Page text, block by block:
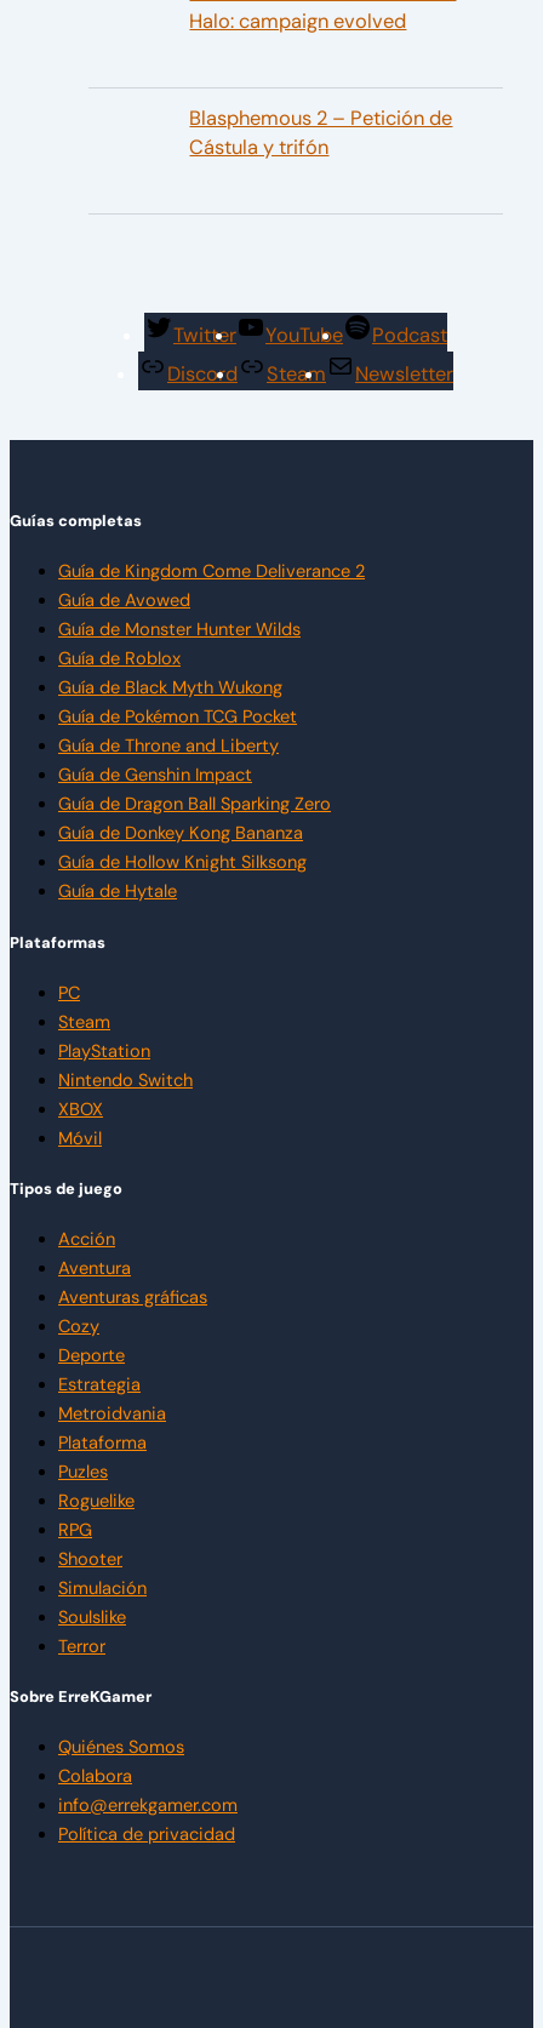
Halo: campaign evolved
Blasphemous 2 – Petición de
Cástula y trifón
Twitter YouTube
Podcast
Discord
Steam Newsletter
Guías completas
Guía de Kingdom Come Deliverance 2
Guía de Avowed
Guía de Monster Hunter Wilds
Guía de Roblox
Guía de Black Myth Wukong
Guía de Pokémon TCG Pocket
Guía de Throne and Liberty
Guía de Genshin Impact
Guía de Dragon Ball Sparking Zero
Guía de Donkey Kong Bananza
Guía de Hollow Knight Silksong
Guía de Hytale
Plataformas
PC
Steam
PlayStation
Nintendo Switch
XBOX
Móvil
Tipos de juego
Acción
Aventura
Aventuras gráficas
Cozy
Deporte
Estrategia
Metroidvania
Plataforma
Puzles
Roguelike
RPG
Shooter
Simulación
Soulslike
Terror
Sobre ErreKGamer
Quiénes Somos
Colabora
info@errekgamer.com
Política de privacidad